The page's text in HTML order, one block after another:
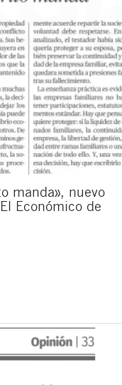
manda», nuevo
Económico de